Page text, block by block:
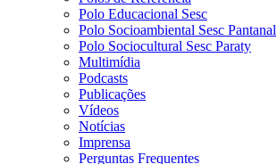
Polo Educacional Sesc
Polo Socioambiental Sesc Pantanal
Polo Sociocultural Sesc Paraty
Multimídia
Podcasts
Publicações
Vídeos
Notícias
Imprensa
Perguntas Frequentes